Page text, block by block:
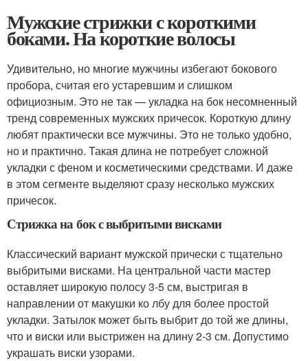
Мужские стрижки с короткими
боками. На короткие волосы
Удивительно, но многие мужчины избегают бокового
пробора, считая его устаревшим и слишком
официозным. Это не так — укладка на бок несомненный
тренд современных мужских причесок. Короткую длину
любят практически все мужчины. Это не только удобно,
но и практично. Такая длина не потребует сложной
укладки с феном и косметическими средствами. И даже
в этом сегменте выделяют сразу несколько мужских
причесок.
Стрижка на бок с выбритыми висками
Классический вариант мужской прически с тщательно
выбритыми висками. На центральной части мастер
оставляет широкую полосу 3-5 см, выстригая в
направлении от макушки ко лбу для более простой
укладки. Затылок может быть выбрит до той же длины,
что и виски или выстрижен на длину 2-3 см. Допустимо
украшать виски узорами.